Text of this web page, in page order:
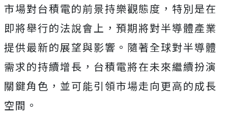
市場對台積電的前景持樂觀態度，特別是在
即將舉行的法說會上，預期將對半導體產業
提供最新的展望與影響。隨著全球對半導體
需求的持續增長，台積電將在未來繼續扮演
關鍵角色，並可能引領市場走向更高的成長
空間。